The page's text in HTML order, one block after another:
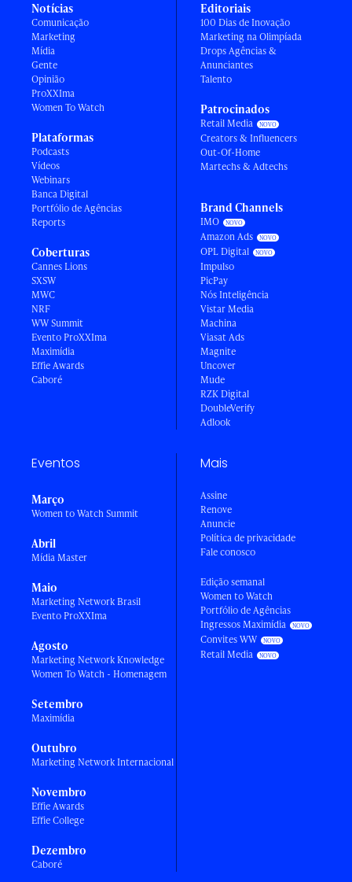
Notícias
Comunicação
Marketing
Mídia
Gente
Opinião
ProXXIma
Women To Watch
Plataformas
Podcasts
Vídeos
Webinars
Banca Digital
Portfólio de Agências
Reports
Coberturas
Cannes Lions
SXSW
MWC
NRF
WW Summit
Evento ProXXIma
Maximídia
Effie Awards
Caboré
Editoriais
100 Dias de Inovação
Marketing na Olimpíada
Drops Agências &
Anunciantes
Talento
Patrocinados
Retail Media
Creators & Influencers
Out-Of-Home
Martechs & Adtechs
Brand Channels
IMO
Amazon Ads
OPL Digital
Impulso
PicPay
Nós Inteligência
Vistar Media
Machina
Viasat Ads
Magnite
Uncover
Mude
RZK Digital
DoubleVerify
Adlook
Eventos
Março
Women to Watch Summit
Abril
Mídia Master
Maio
Marketing Network Brasil
Evento ProXXIma
Agosto
Marketing Network Knowledge
Women To Watch - Homenagem
Setembro
Maximídia
Outubro
Marketing Network Internacional
Novembro
Effie Awards
Effie College
Dezembro
Caboré
Mais
Assine
Renove
Anuncie
Política de privacidade
Fale conosco
Edição semanal
Women to Watch
Portfólio de Agências
Ingressos Maximídia
Convites WW
Retail Media